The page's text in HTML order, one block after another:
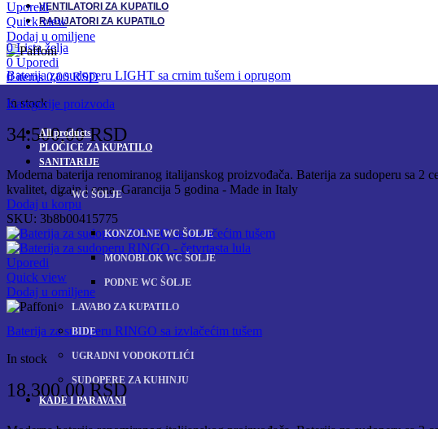
VENTILATORI ZA KUPATILO
RADIJATORI ZA KUPATILO
0Lista želja
0 Uporedi
0items 0,00RSD
Kategorije proizvoda
Allproducts
PLOČICE ZA KUPATILO
SANITARIJE
WC ŠOLJE
KONZOLNE WC ŠOLJE
MONOBLOK WC ŠOLJE
PODNE WC ŠOLJE
LAVABO ZA KUPATILO
BIDE
UGRADNI VODOKOTLIĆI
SUDOPERE ZA KUHINJU
KADE I PARAVANI
Uporedi
Quick view
Dodaj u omiljene
Baterija za sudoperu LIGHT sa crnim tušem i oprugom
In stock
34.500,00RSD
Moderna baterija renomiranog italijanskog proizvođača. Baterija za sudoperu sa
kvalitet, dizajn i cena. Garancija 5 godina - Made in Italy
Dodaj u korpu
SKU: 3b8b00415775
Uporedi
Quick view
Dodaj u omiljene
Baterija za sudoperu RINGO sa izvlačećim tušem
In stock
18.300,00RSD